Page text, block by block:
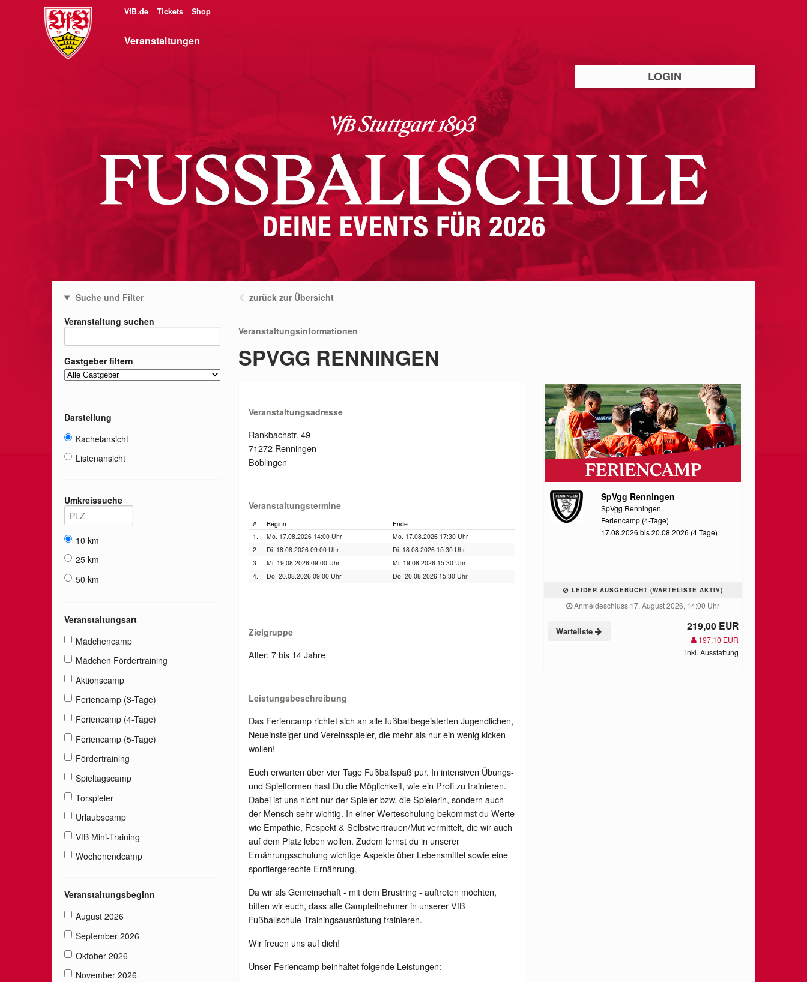
VfB.de Tickets Shop
Veranstaltungen
LOGIN
Suche und Filter
Veranstaltung suchen
Gastgeber filtern
Darstellung
Kachelansicht
Listenansicht
Umkreissuche
10 km
25 km
50 km
Veranstaltungsart
Mädchencamp
Mädchen Fördertraining
Aktionscamp
Feriencamp (3-Tage)
Feriencamp (4-Tage)
Feriencamp (5-Tage)
Fördertraining
Spieltagscamp
Torspieler
Urlaubscamp
VfB Mini-Training
Wochenendcamp
Veranstaltungsbeginn
August 2026
September 2026
Oktober 2026
November 2026
zurück zur Übersicht
Veranstaltungsinformationen
SPVGG RENNINGEN
Veranstaltungsadresse
Rankbachstr. 49
71272 Renningen
Böblingen
Veranstaltungstermine
# Beginn
Ende
1.
Mo. 17.08.2026 14:00 Uhr
Mo. 17.08.2026 17:30 Uhr
2.
Di. 18.08.2026 09:00 Uhr
Di. 18.08.2026 15:30 Uhr
3.
Mi. 19.08.2026 09:00 Uhr
Mi. 19.08.2026 15:30 Uhr
4.
Do. 20.08.2026 09:00 Uhr Do. 20.08.2026 15:30 Uhr
Zielgruppe
Alter: 7 bis 14 Jahre
Leistungsbeschreibung
Das Feriencamp richtet sich an alle fußballbegeisterten Jugendlichen,
Neueinsteiger und Vereinsspieler, die mehr als nur ein wenig kicken
wollen!
Euch erwarten über vier Tage Fußballspaß pur. In intensiven Übungs-
und Spielformen hast Du die Möglichkeit, wie ein Profi zu trainieren.
Dabei ist uns nicht nur der Spieler bzw. die Spielerin, sondern auch
der Mensch sehr wichtig. In einer Werteschulung bekommst du Werte
wie Empathie, Respekt & Selbstvertrauen/Mut vermittelt, die wir auch
auf dem Platz leben wollen. Zudem lernst du in unserer
Ernährungsschulung wichtige Aspekte über Lebensmittel sowie eine
sportlergerechte Ernährung.
Da wir als Gemeinschaft - mit dem Brustring - auftreten möchten,
bitten wir euch, dass alle Campteilnehmer in unserer VfB
Fußballschule Trainingsausrüstung trainieren.
Wir freuen uns auf dich!
Unser Feriencamp beinhaltet folgende Leistungen:
SpVgg Renningen
SpVgg Renningen
Feriencamp (4-Tage)
17.08.2026 bis 20.08.2026 (4 Tage)
LEIDER AUSGEBUCHT (WARTELISTE AKTIV)
Anmeldeschluss 17. August 2026, 14:00 Uhr
Warteliste 219,00 EUR
197,10 EUR
inkl. Ausstattung